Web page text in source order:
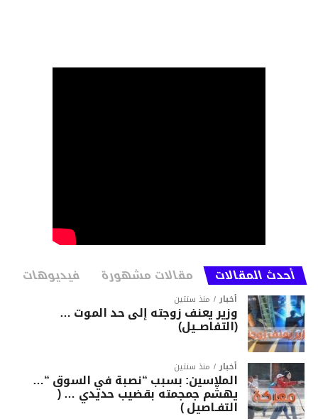
أحدث المقالات مقالات مشهورة فيديوهات
أخبار منذ سنتين
وزير يعنف زوجته إلى حد الموت …
(التفاصــيل)
أخبار منذ سنتين
الملاسين: بسبب “نصبة في السوق “…
يهشّم جمجمته بقضيب حديدي … (
التفـاصيل )